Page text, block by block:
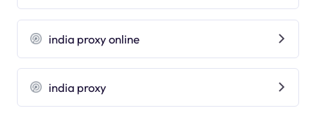
india proxy online
india proxy